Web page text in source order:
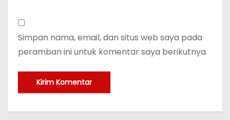
Simpan nama, email, dan situs web saya pada
peramban ini untuk komentar saya berikutnya.